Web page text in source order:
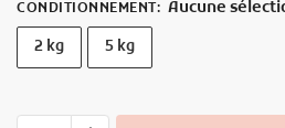
CONDITIONNEMENT: Aucune
2 kg 5 kg